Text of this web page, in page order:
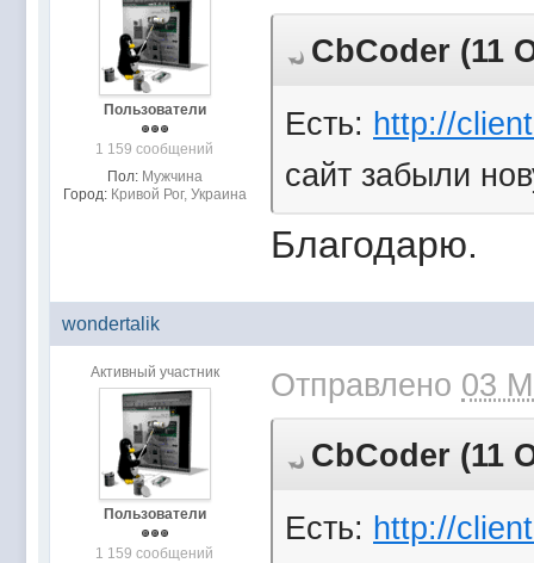
Пользователи
1 159 сообщений
Пол: Мужчина
Город: Кривой Рог, Украина
CbCoder (11
Есть: http://
сайт забыли
Благодарю.
wondertalik
Активный участник
Пользователи
1 159 сообщений
Отправлено 03
CbCoder (11
Есть: http://